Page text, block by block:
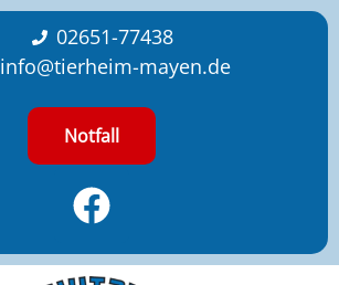
02651-77438
info@tierheim-mayen.de
Notfall